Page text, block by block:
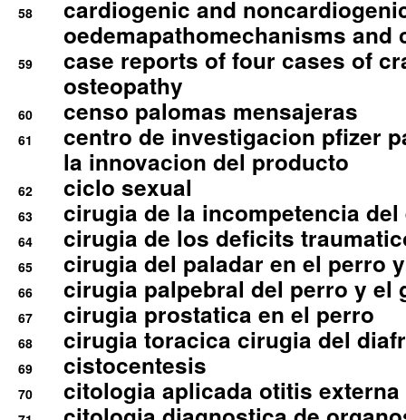
58
cardiogenic and
oedemapathomechanisms and
59
case reports of four cases of
osteopathy
60 censo palomas mensajeras
61
centro de investigacion pfizer
la innovacion del producto
62 ciclo sexual
63 cirugia de la incompetencia
64 cirugia de los deficits
65 cirugia del paladar en el perro
66 cirugia palpebral del perro y el
67 cirugia prostatica en el perro
68 cirugia toracica cirugia del
69 cistocentesis
70 citologia aplicada otitis externa